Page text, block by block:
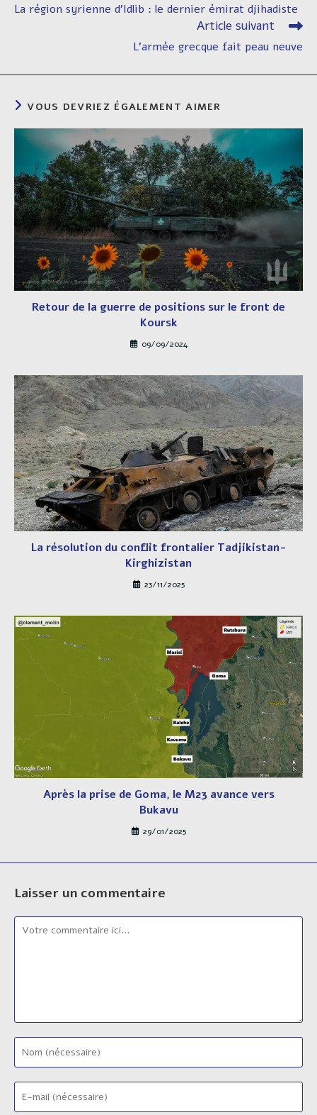
articles
La région syrienne d’Idlib : le dernier émirat djihadiste
Article suivant
L’armée grecque fait peau neuve
VOUS DEVRIEZ ÉGALEMENT AIMER
Retour de la guerre de positions sur le front de
Koursk
09/09/2024
La résolution du conflit frontalier Tadjikistan-
Kirghizistan
23/11/2025
Après la prise de Goma, le M23 avance vers
Bukavu
29/01/2025
Laisser un commentaire
Comment
your
name
or
your